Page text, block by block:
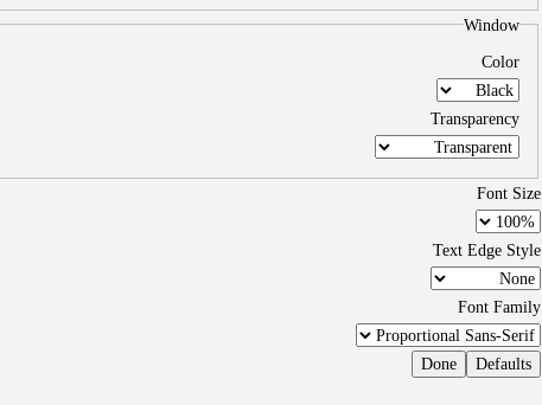
Window
Color
Transparency
Font Size
Text Edge Style
Font Family
Defaults
Done